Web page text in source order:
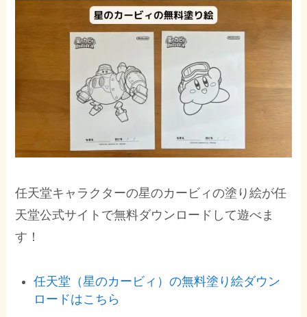
任天堂キャラクターの星のカービィの塗り絵が任
天堂公式サイトで無料ダウンロードして遊べま
す！
任天堂（星のカービィ）の無料塗り絵ダウン
ロードはこちら